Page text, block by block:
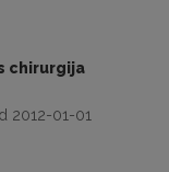
chirurgija
2012-01-01